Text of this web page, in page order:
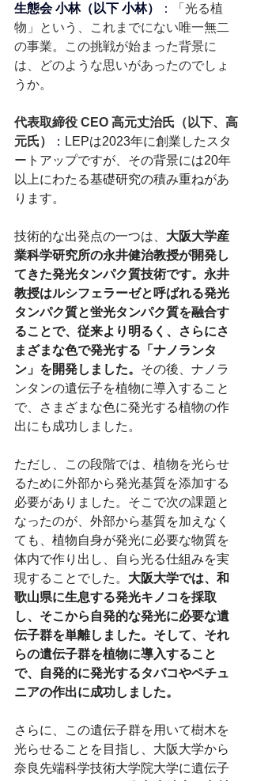
生態会 小林（以下 小林） ：
「光る植
物」という、これまでにない唯一無二
の事業。この挑戦が始まった背景に
は、どのような思いがあったのでしょ
うか。
代表取締役 CEO 高元丈治氏（以下、高
元氏）
： LEPは2023年に創業したスタ
ートアップですが、その背景には20年
以上にわたる基礎研究の積み重ねがあ
ります。
技術的な出発点の一つは、 大阪大学産
業科学研究所の永井健治教授が開発し
てきた発光タンパク質技術です。永井
教授はルシフェラーゼと呼ばれる発光
タンパク質と蛍光タンパク質を融合す
ることで、従来より明るく、さらにさ
まざまな色で発光する「ナノランタ
ン」を開発しました。 その後、ナノラ
ンタンの遺伝子を植物に導入すること
で、さまざまな色に発光する植物の作
出にも成功しました。
ただし、この段階では、植物を光らせ
るために外部から発光基質を添加する
必要がありました。そこで次の課題と
なったのが、外部から基質を加えなく
ても、植物自身が発光に必要な物質を
体内で作り出し、自ら光る仕組みを実
現することでした。 大阪大学では、和
歌山県に生息する発光キノコを採取
し、そこから自発的な発光に必要な遺
伝子群を単離しました。そして、それ
らの遺伝子群を植物に導入すること
で、自発的に発光するタバコやペチュ
ニアの作出に成功しました。
さらに、この遺伝子群を用いて樹木を
光らせることを目指し、大阪大学から
奈良先端科学技術大学院大学に遺伝子